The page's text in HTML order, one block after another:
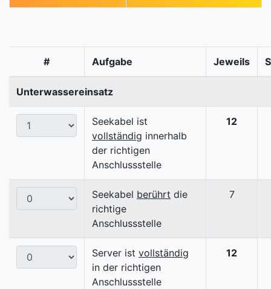
# Aufgabe Jeweils
Unterwassereinsatz
Seekabel ist
vollständig innerhalb
der richtigen
Anschlussstelle
12
Seekabel berührt die
richtige
Anschlussstelle
7
Server ist vollständig
in der richtigen
Anschlussstelle
12